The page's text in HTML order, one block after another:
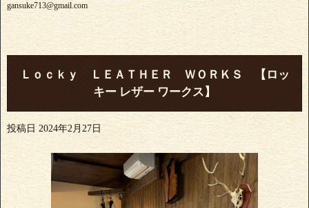
gansuke713@gmail.com
Ｌｏｃｋｙ ＬＥＡＴＨＥＲ ＷＯＲＫＳ 【ロッ
キー レザー ワークス】
投稿日 2024年2月27日